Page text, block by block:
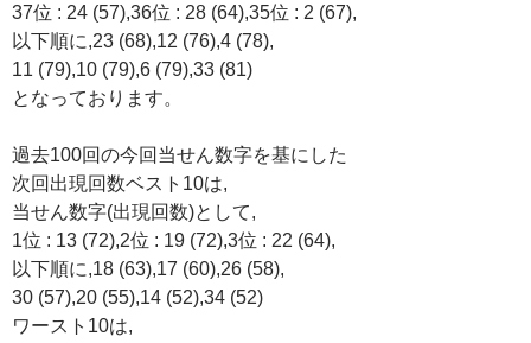
37位 : 24 (57),36位 : 28 (64),35位 : 2 (67),
以下順に,23 (68),12 (76),4 (78),
11 (79),10 (79),6 (79),33 (81)
となっております。
過去100回の今回当せん数字を基にした
次回出現回数ベスト10は,
当せん数字(出現回数)として,
1位 : 13 (72),2位 : 19 (72),3位 : 22 (64),
以下順に,18 (63),17 (60),26 (58),
30 (57),20 (55),14 (52),34 (52)
ワースト10は,